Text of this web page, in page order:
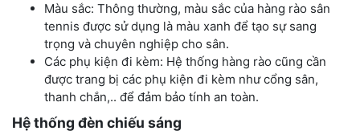
Màu sắc: Thông thường, màu sắc của hàng rào sân
tennis được sử dụng là màu xanh để tạo sự sang
trọng và chuyên nghiệp cho sân.
Các phụ kiện đi kèm: Hệ thống hàng rào cũng cần
được trang bị các phụ kiện đi kèm như cổng sân,
thanh chắn,.. để đảm bảo tính an toàn.
Hệ thống đèn chiếu sáng